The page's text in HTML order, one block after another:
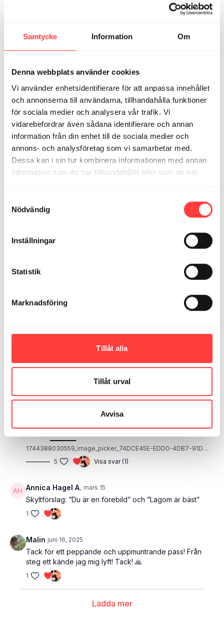
Samtycke Information Om
Denna webbplats använder cookies
Vi använder enhetsidentifierare för att anpassa innehållet
och annonserna till användarna, tillhandahålla funktioner
för sociala medier och analysera vår trafik. Vi
vidarebefordrar även sådana identifierare och annan
information från din enhet till de sociala medier och
annons- och analysföretag som vi samarbetar med.
Dessa kan i sin tur kombinera informationen med annan
information som du har tillhandahållit eller som de har
Nödvändig
Inställningar
Statistik
Marknadsföring
Tillåt alla
Tillåt urval
Avvisa
Tack för sällskapet 🙂 på min skylt hade det stått "Du
ser pigg ut!". Man blir alltid uppiggad när någon ropar
😆
2
april 13, 2025
Grym du är🌟
Heja dig/oss🏃🏼‍♀️‍➡️
Du/Vi orkar
Njut av din stund🫶🏻
Fantastiska du/ni
Också en bra skylt 😂
1744388030559_image_picker_74DCE45E-EDD0-4DB7-91D0-0BC2916A1AA1-60248-000012F2561CA40D.1744388030.png
5
Visa svar (1)
Annica Hagel A. mars 15
Skyltförslag: ”Du är en förebild” och ”Lagom är bäst”
1
Malin juni 16, 2025
Tack för ett peppande och uppmuntrande pass! Från
steg ett kände jag mig lyft! Tack! 🙏
1
Ladda mer